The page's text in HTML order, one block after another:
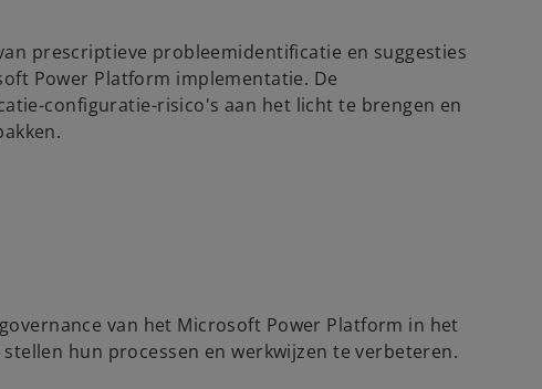
prescriptieve probleemidentificatie en suggesties
Power Platform implementatie. De
configuratie-risico's aan het licht te brengen en
van het Microsoft Power Platform in het
hun processen en werkwijzen te verbeteren.